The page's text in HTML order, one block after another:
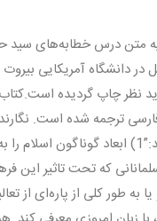
متن درس خطابه‌های
در دانشگاه آمریکایی بیروت
با تجدید نظر چاپ گردیده
ترجمه شده است.
شش گانه می‌کوشد:”1) ابعاد گوناگون
که تحت تاثیر این
به طور کلی از پاره‌ای از